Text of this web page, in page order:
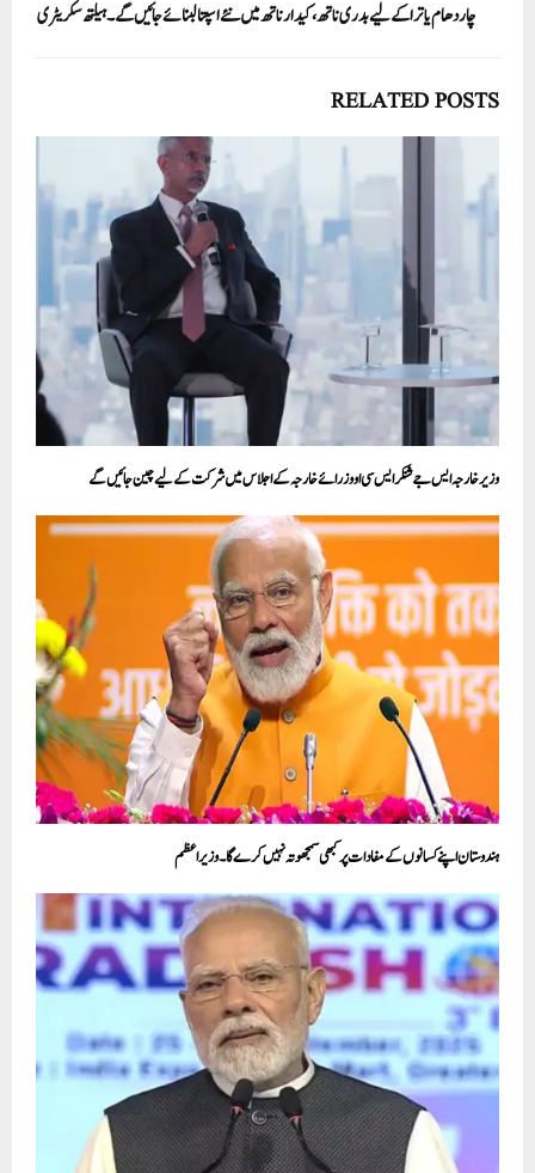
چاردھام یاترا کے لیے بدری ناتھ، کیدارناتھ میں نئے اسپتالبنائے جائیں گے۔ ہیلتھ سکریٹری
RELATED POSTS
وزیر خارجہ ایس جے شنکر ایس سی او وزرائے خارجہ کے اجلاس میں شرکت کے لیے چین جائیں گے
ہندوستان اپنے کسانوں کے مفادات پر کبھی سمجھوتہ نہیں کرے گا۔ وزیر اعظم